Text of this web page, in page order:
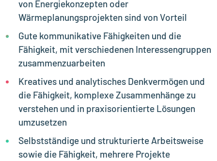
von Energiekonzepten oder
Wärmeplanungsprojekten sind von Vorteil
Gute kommunikative Fähigkeiten und die
Fähigkeit, mit verschiedenen Interessengruppen
zusammenzuarbeiten
Kreatives und analytisches Denkvermögen und
die Fähigkeit, komplexe Zusammenhänge zu
verstehen und in praxisorientierte Lösungen
umzusetzen
Selbstständige und strukturierte Arbeitsweise
sowie die Fähigkeit, mehrere Projekte